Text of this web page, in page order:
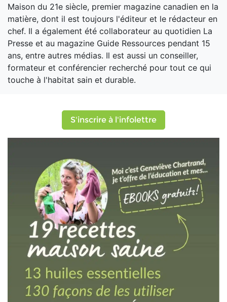
Maison du 21e siècle, premier magazine canadien en la
matière, dont il est toujours l'éditeur et le rédacteur en
chef. Il a également été collaborateur au quotidien La
Presse et au magazine Guide Ressources pendant 15
ans, entre autres médias. Il est aussi un conseiller,
formateur et conférencier recherché pour tout ce qui
touche à l'habitat sain et durable.
S'inscrire à l'infolettre